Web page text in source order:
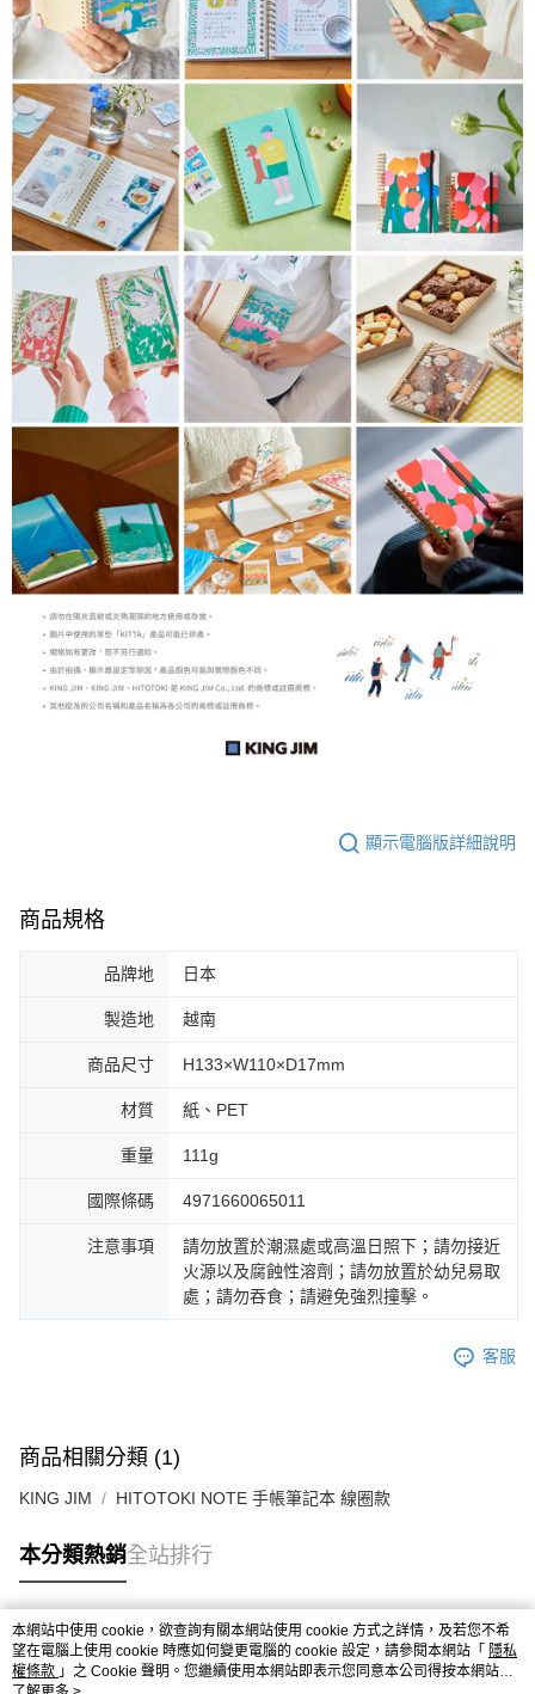
顯示電腦版詳細說明
商品規格
品牌地 日本
製造地 越南
商品尺寸 H133×W110×D17mm
材質 紙、PET
重量 111g
國際條碼 4971660065011
注意事項
請勿放置於潮濕處或高溫日照下；請勿接近
火源以及腐蝕性溶劑；請勿放置於幼兒易取
處；請勿吞食；請避免強烈撞擊。
客服
商品相關分類 (1)
KING JIM HITOTOKI NOTE 手帳筆記本 線圈款
本分類熱銷全站排行
熱門標籤
本網站中使用 cookie，欲查詢有關本網站使用 cookie 方式之詳情，及若您不希
望在電腦上使用 cookie 時應如何變更電腦的 cookie 設定，請參閱本網站「 隱私
權條款 」之 Cookie 聲明。您繼續使用本網站即表示您同意本公司得按本網站使